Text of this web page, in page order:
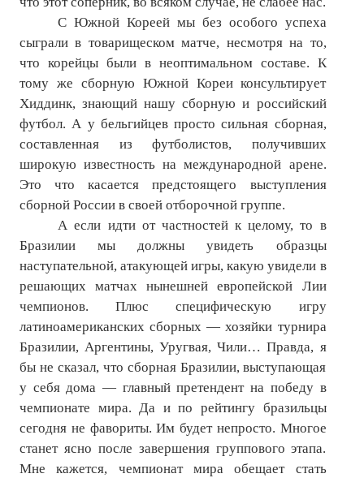
С Южной Кореей мы без особого успеха
сыграли в товарищеском матче, несмотря на то,
что корейцы были в неоптимальном составе. К
тому же сборную Южной Кореи консультирует
Хиддинк, знающий нашу сборную и российский
футбол. А у бельгийцев просто сильная сборная,
составленная из футболистов, получивших
широкую известность на международной арене.
Это что касается предстоящего выступления
сборной России в своей отборочной группе.
А если идти от частностей к целому, то в
Бразилии мы должны увидеть образцы
наступательной, атакующей игры, какую увидели в
решающих матчах нынешней европейской Лии
чемпионов. Плюс специфическую игру
латиноамериканских сборных — хозяйки турнира
Бразилии, Аргентины, Уругвая, Чили… Правда, я
бы не сказал, что сборная Бразилии, выступающая
у себя дома — главный претендент на победу в
чемпионате мира. Да и по рейтингу бразильцы
сегодня не фавориты. Им будет непросто. Многое
станет ясно после завершения группового этапа.
Мне кажется, чемпионат мира обещает стать